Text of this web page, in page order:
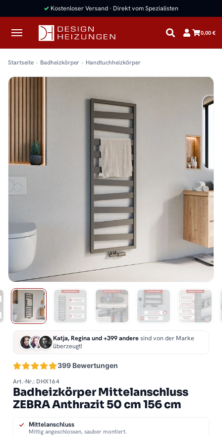
✓ Kostenloser Versand · Direkt vom Spezialisten
0,00 €
Startseite Badheizkörper Handtuchheizkörper
399 Bewertungen
Katja, Regina und +399 anderesind von der Marke
überzeugt!
Art.-Nr.: DHX164
Badheizkörper Mittelanschluss
ZEBRA Anthrazit 50 cm 156 cm
Mittelanschluss
Mittig angeschlossen, sauber montiert.